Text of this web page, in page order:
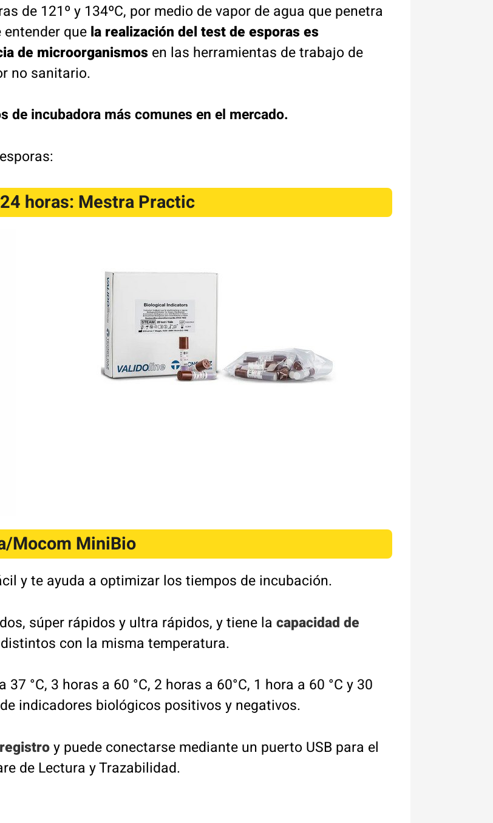
de 121º y 134ºC, por medio de vapor de agua que penetra
que la realización del test de esporas es
de microorganismos en las herramientas de trabajo de
no sanitario.
incubadora más comunes en el mercado.
horas: Mestra Practic
Mocom MiniBio
y te ayuda a optimizar los tiempos de incubación.
súper rápidos y ultra rápidos, y tiene la capacidad de
distintos con la misma temperatura.
37 °C, 3 horas a 60 °C, 2 horas a 60°C, 1 hora a 60 °C y 30
indicadores biológicos positivos y negativos.
y puede conectarse mediante un puerto USB para el
de Lectura y Trazabilidad.